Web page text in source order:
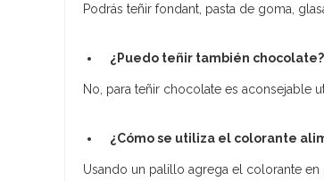
Podrás teñir fondant, pasta de goma,
¿Puedo teñir también chocolate?
No, para teñir chocolate es aconsejable
¿Cómo se utiliza el colorante
Usando un palillo agrega el colorante